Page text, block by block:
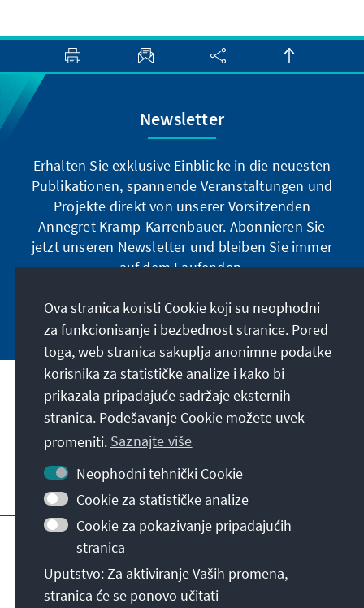
Newsletter
Erhalten Sie exklusive Einblicke in die neuesten
Publikationen, spannende Veranstaltungen und
Projekte direkt von unserer Vorsitzenden
Annegret Kramp-Karrenbauer. Abonnieren Sie
jetzt unseren Newsletter und bleiben Sie immer
auf dem Laufenden.
Jetzt abonnieren
Naša misija
Kontakt
Ostalo u ponudi naše fondacije
Impresum Zaštita podataka
Uslovi korišćenja
Erklärung zur Barrierefreiheit
Mapa stranice
© Konrad-Adenauer-Stiftung e.V. 2026
Ova stranica koristi Cookie koji su neophodni
za funkcionisanje i bezbednost stranice. Pored
toga, web stranica sakuplja anonimne podatke
korisnika za statističke analize i kako bi
prikazala pripadajuće sadržaje eksternih
stranica. Podešavanje Cookie možete uvek
promeniti. Saznajte više
Neophodni tehnički Cookie
Cookie za statističke analize
Cookie za pokazivanje pripadajućih
stranica
Uputstvo: Za aktiviranje Vaših promena,
stranica će se ponovo učitati